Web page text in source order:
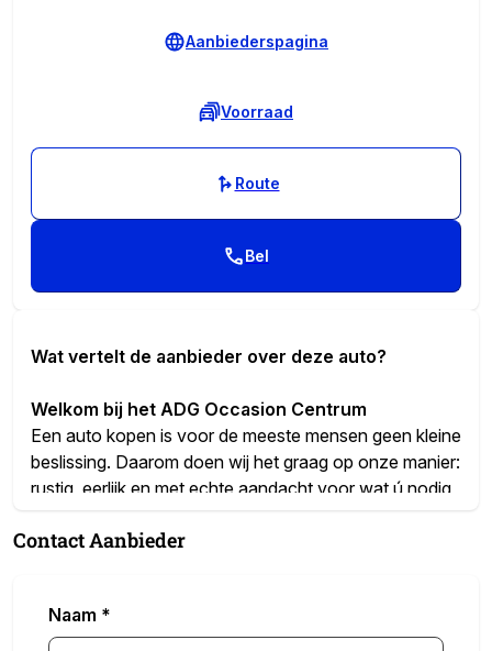
Aanbiederspagina
Voorraad
Route
Bel
Wat vertelt de aanbieder over deze auto?
Welkom bij het ADG Occasion Centrum
Een auto kopen is voor de meeste mensen geen kleine
beslissing. Daarom doen wij het graag op onze manier:
rustig, eerlijk en met echte aandacht voor wat ú nodig
goed gesprek en alle tijd voor uw vragen.
compleet. Wat u ziet, is wat u betaalt – geen
verrassingen of kosten achteraf.
Contact Aanbieder
Naam *